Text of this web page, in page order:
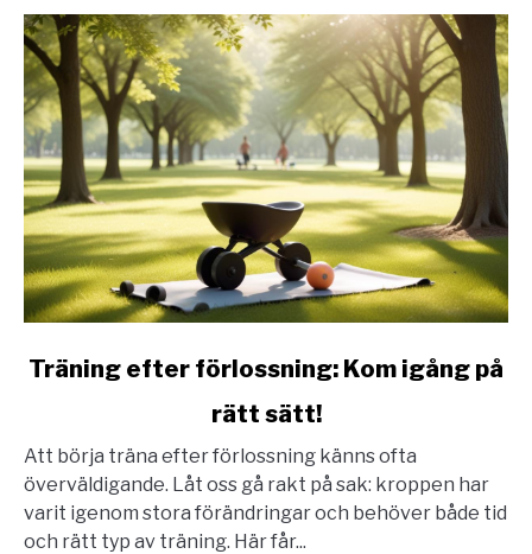
link
efter
förlossning:
Kom
igång
Träning efter förlossning: Kom igång på
rätt sätt!
Att börja träna efter förlossning känns ofta
överväldigande. Låt oss gå rakt på sak: kroppen har
varit igenom stora förändringar och behöver både tid
och rätt typ av träning. Här får...